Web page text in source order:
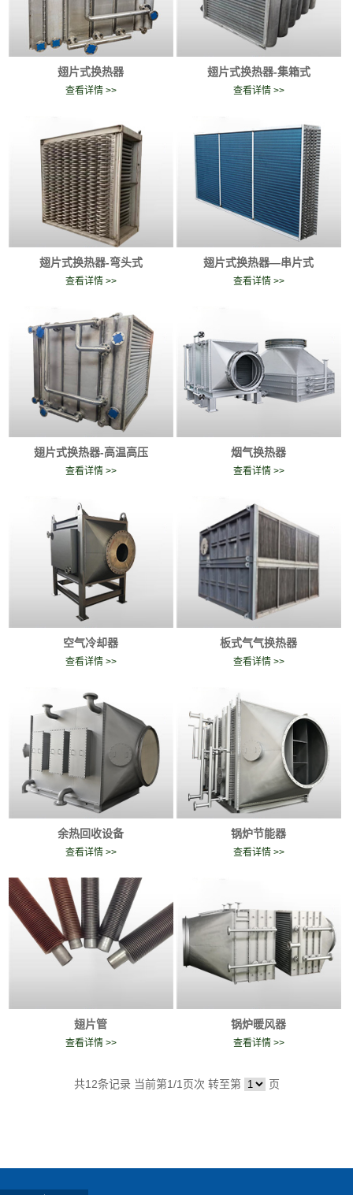
翅片式换热器
查看详情 >>
翅片式换热器-集箱式
查看详情 >>
翅片式换热器-弯头式
查看详情 >>
翅片式换热器—串片式
查看详情 >>
翅片式换热器-高温高压
查看详情 >>
烟气换热器
查看详情 >>
空气冷却器
查看详情 >>
板式气气换热器
查看详情 >>
余热回收设备
查看详情 >>
锅炉节能器
查看详情 >>
翅片管
查看详情 >>
锅炉暖风器
查看详情 >>
共12条记录 当前第1/1页次 转至第 页